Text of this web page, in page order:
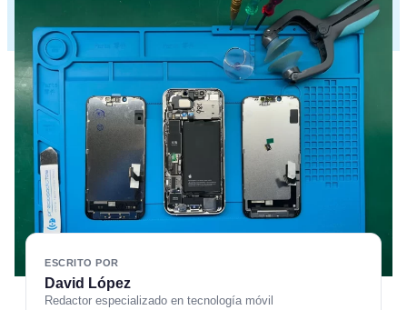
ESCRITO POR
David López
Redactor especializado en tecnología móvil